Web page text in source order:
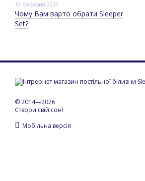
19 березня 2020
Чому Вам варто обрати Sleeper
Set?
© 2014—2026
Створи свій сон!
Мобільна версія